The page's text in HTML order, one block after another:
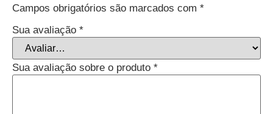
Campos obrigatórios são marcados com *
Sua avaliação *
Sua avaliação sobre o produto *